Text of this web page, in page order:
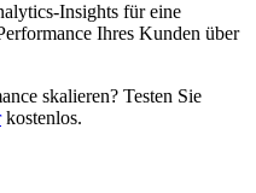
Insights für eine
Ihres Kunden über
skalieren? Testen Sie
kostenlos.